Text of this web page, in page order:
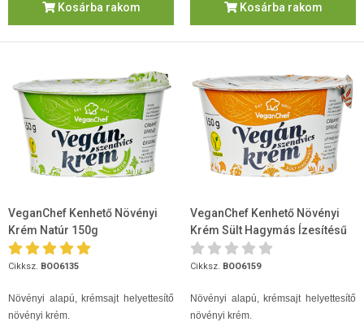
Kosárba rakom Kosárba rakom
VeganChef Kenhető Növényi
Krém Natúr 150g
Cikksz. BOO6135
Növényi alapú, krémsajt helyettesítő
növényi krém.
VeganChef Kenhető Növényi
Krém Sült Hagymás Ízesítésű
150g
Cikksz. BOO6159
Növényi alapú, krémsajt helyettesítő
növényi krém.